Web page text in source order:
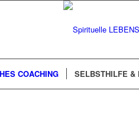
COACHING SELBSTHILFE &